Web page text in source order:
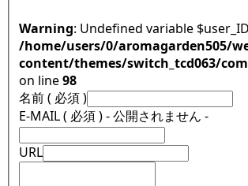
Warning : Undefined variable
/home/users/0/aromagarden505/
content/themes/switch_tcd063/
on line98
名前 ( 必須 )
E-MAIL ( 必須 ) - 公開されません -
URL